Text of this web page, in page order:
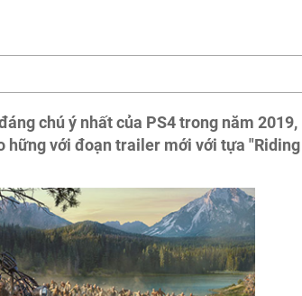
chú ý nhất của PS4 trong năm 2019,
hững với đoạn trailer mới với tựa "Riding